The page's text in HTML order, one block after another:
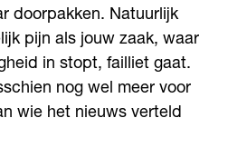
doorpakken. Natuurlijk
pijn als jouw zaak, waar
in stopt, failliet gaat.
nog wel meer voor
wie het nieuws verteld